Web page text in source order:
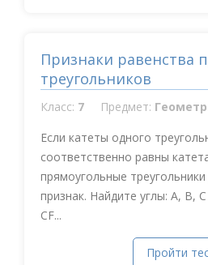
Признаки равенства
треугольников
Класс: 7 Предмет:
Если катеты одного
соответственно равны
прямоугольные
признак. Найдите углы: A, B,
CF...
Пройти